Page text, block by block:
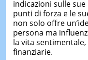
indicazioni sulle
punti di forza e le
non solo offre
persona ma
la vita
finanziarie.